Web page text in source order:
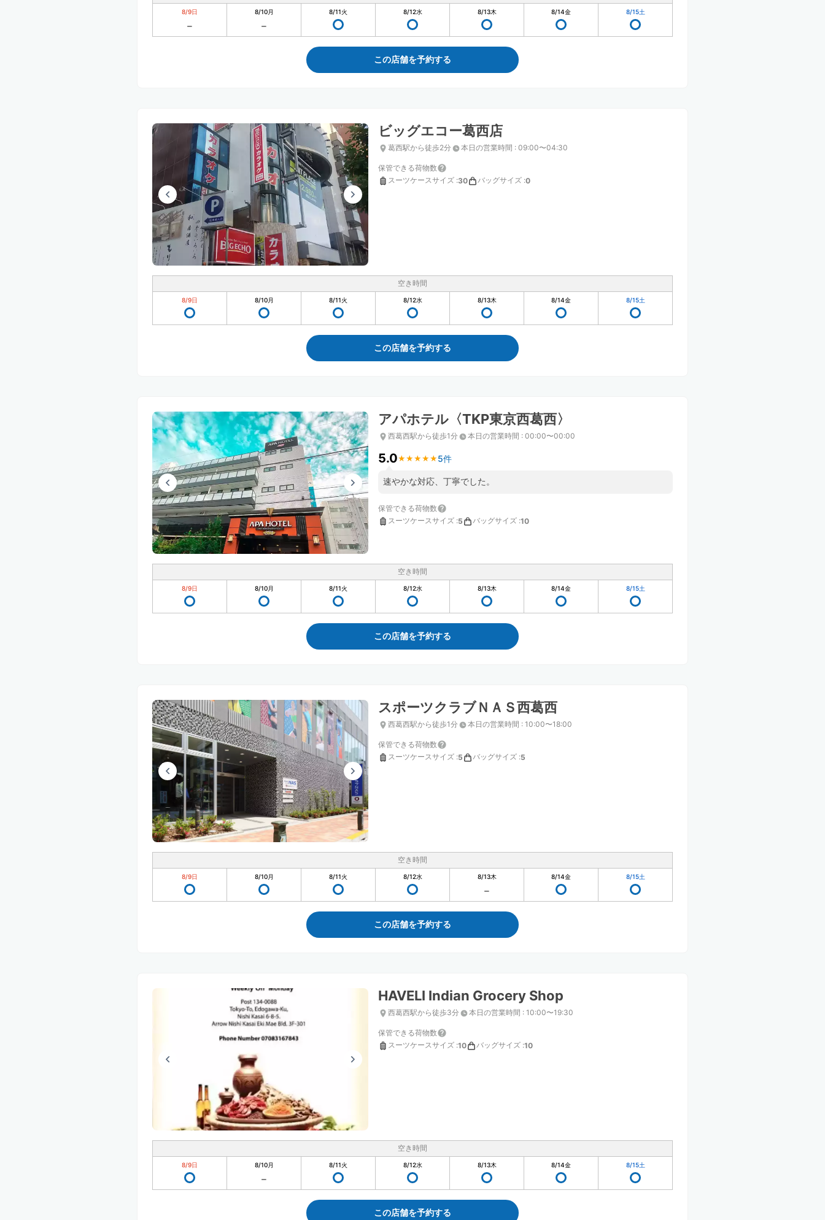
8/9日 8/10月 8/11火 8/12水 8/13木 8/14金 8/15土
この店舗を予約する
ビッグエコー葛西店
葛西駅から徒歩2分 本日の営業時間 : 09:00〜04:30
保管できる荷物数
スーツケースサイズ :30 バッグサイズ :0
空き時間
8/9日 8/10月 8/11火 8/12水 8/13木 8/14金 8/15土
この店舗を予約する
アパホテル〈TKP東京西葛西〉
西葛西駅から徒歩1分 本日の営業時間 : 00:00〜00:00
5.0★ ★ ★ ★ ★
★ ★ ★ ★ ★ 5件
速やかな対応、丁寧でした。
保管できる荷物数
スーツケースサイズ :5 バッグサイズ :10
空き時間
8/9日 8/10月 8/11火 8/12水 8/13木 8/14金 8/15土
この店舗を予約する
スポーツクラブＮＡＳ西葛西
西葛西駅から徒歩1分 本日の営業時間 : 10:00〜18:00
保管できる荷物数
スーツケースサイズ :5 バッグサイズ :5
空き時間
8/9日 8/10月 8/11火 8/12水 8/13木 8/14金 8/15土
この店舗を予約する
HAVELI Indian Grocery Shop
西葛西駅から徒歩3分 本日の営業時間 : 10:00〜19:30
保管できる荷物数
スーツケースサイズ :10 バッグサイズ :10
空き時間
8/9日 8/10月 8/11火 8/12水 8/13木 8/14金 8/15土
この店舗を予約する